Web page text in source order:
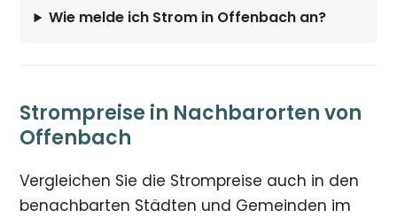
Wie melde ich Strom in Offenbach an?
Strompreise in Nachbarorten von
Offenbach
Vergleichen Sie die Strompreise auch in den
benachbarten Städten und Gemeinden im